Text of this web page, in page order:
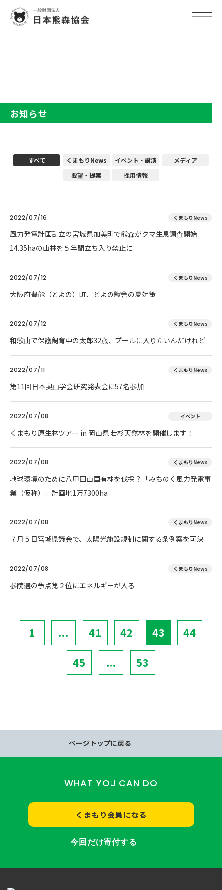
お知らせ
すべて くまもりNews イベント・講演
メディア
要望・提案
採用情報
2022/07/16 くまもりNews
風力発電計画乱立の宮城県加美町で熊森がクマ生息調査開始
14.35haの山林を５年間立ち入り禁止に
2022/07/12 くまもりNews
大阪府豊能（とよの）町、とよの獣舎の夏対策
2022/07/12 くまもりNews
和歌山で保護飼育中の太郎32歳、プールに入りたいんだけれど
2022/07/11 くまもりNews
第11回日本奥山学会研究発表会に57名参加
2022/07/08 イベント
くまもり原生林ツアー in 岡山県 若杉天然林を開催します！
2022/07/08 くまもりNews
地球環境のために八甲田山国有林を伐採？「みちのく風力発電事
業（仮称）」計画地1万7300ha
2022/07/08 くまもりNews
７月５日宮城県議会で、太陽光施設規制に関する条例案を可決
2022/07/08 くまもりNews
参院選の争点第２位にエネルギーが入る
1 ... 41 42 43 44
45 ... 53
ページトップに戻る
WHAT YOU CAN DO
くまもり会員になる
今回だけ寄付する